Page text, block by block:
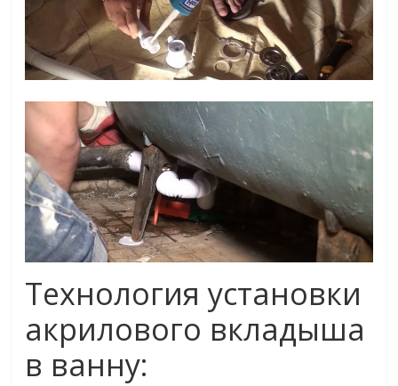
Технология установки
акрилового вкладыша
в ванну: